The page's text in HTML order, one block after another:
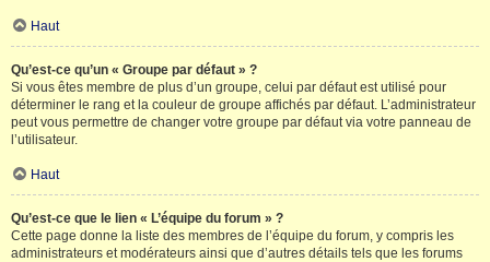
Haut
Qu’est-ce qu’un « Groupe par défaut » ?
Si vous êtes membre de plus d’un groupe, celui par défaut est utilisé pour
déterminer le rang et la couleur de groupe affichés par défaut. L’administrateur
peut vous permettre de changer votre groupe par défaut via votre panneau de
l’utilisateur.
Haut
Qu’est-ce que le lien « L’équipe du forum » ?
Cette page donne la liste des membres de l’équipe du forum, y compris les
administrateurs et modérateurs ainsi que d’autres détails tels que les forums